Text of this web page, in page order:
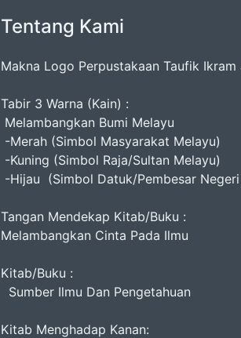
Tentang Kami
Makna Logo Perpustakaan Taufik Ikram
Tabir 3 Warna (Kain) :
Melambangkan Bumi Melayu
-Merah (Simbol Masyarakat Melayu)
-Kuning (Simbol Raja/Sultan Melayu)
-Hijau (Simbol Datuk/Pembesar
Tangan Mendekap Kitab/Buku :
Melambangkan Cinta Pada Ilmu
Kitab/Buku :
Sumber Ilmu Dan Pengetahuan
Kitab Menghadap Kanan: